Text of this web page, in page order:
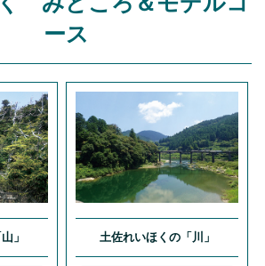
ース
」 土佐れいほくの「川」